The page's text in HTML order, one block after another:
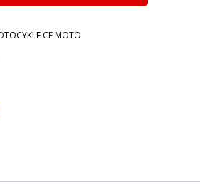
CF MOTO